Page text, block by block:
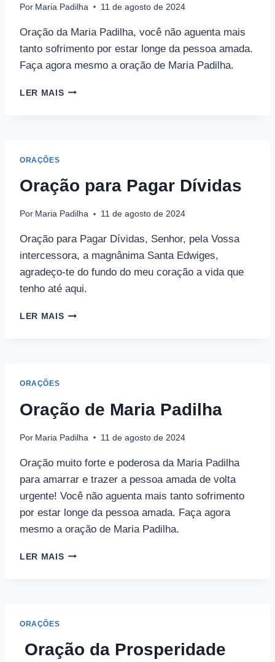
Por Maria Padilha 11 de agosto de 2024
Oração da Maria Padilha, você não aguenta mais
tanto sofrimento por estar longe da pessoa amada.
Faça agora mesmo a oração de Maria Padilha.
LER MAISORAÇÃO
ORAÇÕES
Oração para Pagar Dívidas
Por Maria Padilha 11 de agosto de 2024
Oração para Pagar Dívidas, Senhor, pela Vossa
intercessora, a magnânima Santa Edwiges,
agradeço-te do fundo do meu coração a vida que
tenho até aqui.
LER MAISORAÇÃO
ORAÇÕES
Oração de Maria Padilha
Por Maria Padilha 11 de agosto de 2024
Oração muito forte e poderosa da Maria Padilha
para amarrar e trazer a pessoa amada de volta
urgente! Você não aguenta mais tanto sofrimento
por estar longe da pessoa amada. Faça agora
mesmo a oração de Maria Padilha.
LER MAISORAÇÃO
ORAÇÕES
Oração da Prosperidade